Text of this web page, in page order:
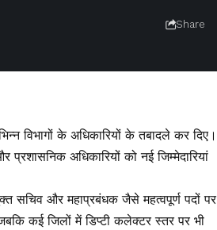
Share
विभागों के अधिकारियों के तबादले कर दिए।
अधिकारियों को नई जिम्मेदारियां
सचिव और महाप्रबंधक जैसे महत्वपूर्ण पदों पर
कई जिलों में डिप्टी कलेक्टर स्तर पर भी